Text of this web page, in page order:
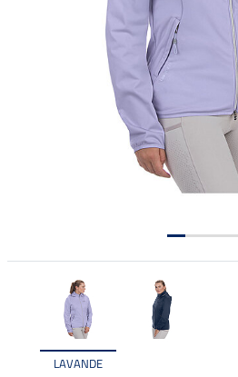
LAVANDE